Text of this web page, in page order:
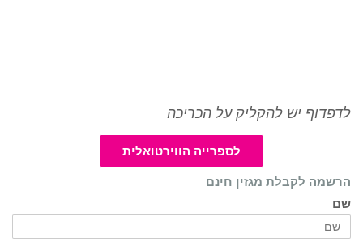
לדפדוף יש להקליק על הכריכה
לספרייה הווירטואלית
הרשמה לקבלת מגזין חינם
שם